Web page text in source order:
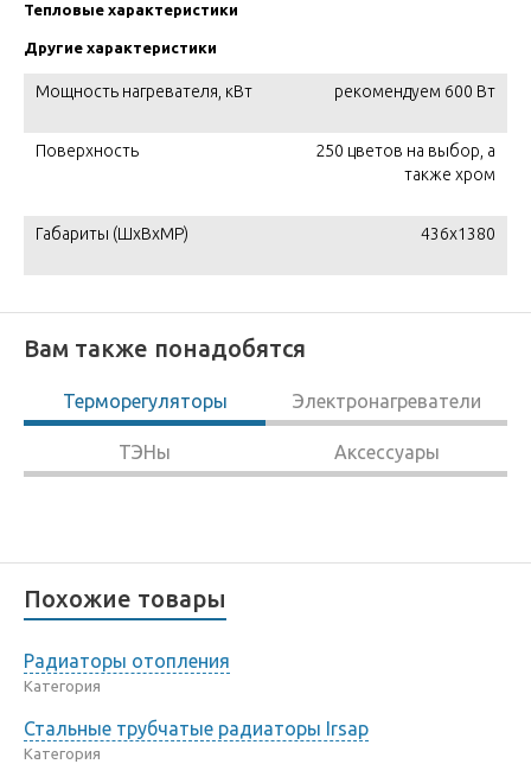
Тепловые характеристики
Другие характеристики
Мощность нагревателя, кВт рекомендуем 600 Вт
Поверхность
250 цветов на выбор, а
также хром
Габариты (ШxВxМР) 436x1380
Вам также понадобятся
Терморегуляторы Электронагреватели
ТЭНы Аксессуары
Похожие товары
Радиаторы отопления
Категория
Стальные трубчатые радиаторы Irsap
Категория